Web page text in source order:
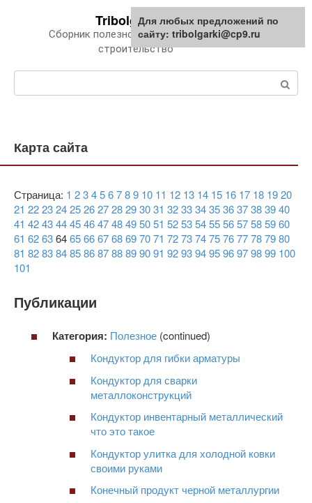
Tribolgarki.ru
Сборник полезной информации про
строительство
Карта сайта
Страница: 1 23456789 10 11 12 13 14 15 16 17 18 1920
21 22232425262728293031 323334353637383940
41 42434445464748495051 525354555657585960
61 62636465666768697071 727374757677787980
81 82838485868788899091 9293949596979899 100
101
Публикации
Категория: Полезное (continued)
Кондуктор для гибки арматуры
Кондуктор для сварки
металлоконструкций
Кондуктор инвентарный металлический
что это такое
Кондуктор улитка для холодной ковки
своими руками
Конечный продукт черной металлургии
Для любых предложений по
сайту: tribolgarki@cp9.ru